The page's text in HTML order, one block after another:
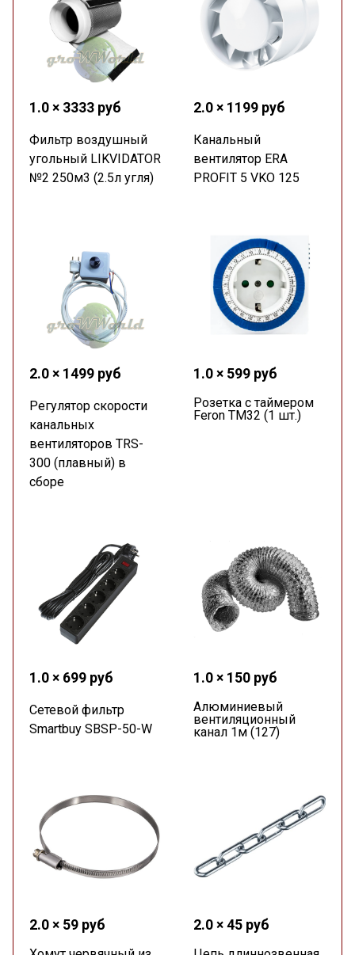
1.0 × 3333 руб
Фильтр воздушный
угольный LIKVIDATOR
№2 250м3 (2.5л угля)
2.0 × 1199 руб
Канальный
вентилятор ERA
PROFIT 5 VKO 125
2.0 × 1499 руб
Регулятор скорости
канальных
вентиляторов TRS-
300 (плавный) в
сборе
1.0 × 599 руб
Розетка с таймером
Feron TM32 (1 шт.)
1.0 × 699 руб
Сетевой фильтр
Smartbuy SBSP-50-W
1.0 × 150 руб
Алюминиевый
вентиляционный
канал 1м (127)
2.0 × 59 руб 2.0 × 45 руб